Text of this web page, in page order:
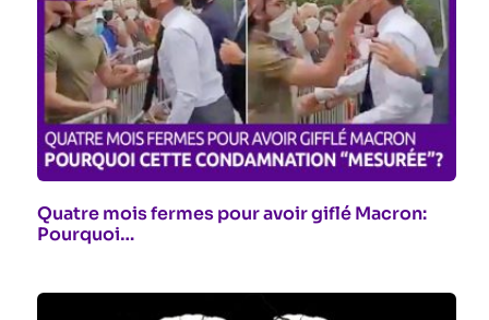
Quatre mois fermes pour avoir giflé Macron:
Pourquoi…